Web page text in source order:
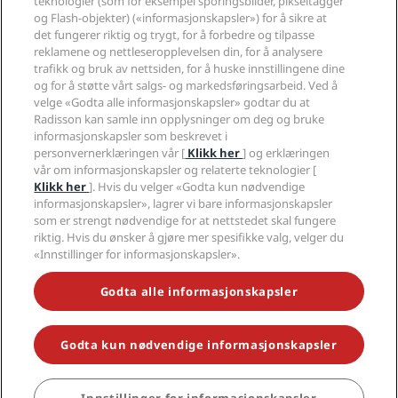
Radisson Hotels APP
Sportsgodkjente hoteller
Familievennlige hoteller
Helse og sikkerhet
Presse
Jobb i RHG
Jobb i PPHE
Karriere EHL
The Club by RHG
Utviklingsmuligheter
Ansvarlig virksomhet
Innkjøp
Personvernsenter
Juridisk informasjon
Vilkår og betingelser for Radisson Rewards
Avtale om nettstedsbruk
Digital tilgjengelighet
Erklæring om moderne slaveri
Redegjørelse om våre aktsomhetsvuderinger
Hjelp
Forbrukervarsler
Kontakt
VANLIGE SPØRSMÅL
Sidekart
Sosiale medier
Radisson Hotels-merker
GÅ ALDRI GLIPP AV DE MEST POPULÆRE TILBUDENE VÅRE
© 2026 Radisson Hotel Group.Med enerett. RHG Radisson Hotel
Group, Radisson, Radisson RED, Radisson Blu, Radisson Collection,
Radisson Individuals, Park Plaza, Park Inn, Country Inn & Suites, Prize by
Radisson, Radisson Rewards og Radisson Meetings er varemerker som
og Flash-objekter) («informasjonskapsler») for å sikre at
det fungerer riktig og trygt, for å forbedre og tilpasse
reklamene og nettleseropplevelsen din, for å analysere
trafikk og bruk av nettsiden, for å huske innstillingene dine
og for å støtte vårt salgs- og markedsføringsarbeid. Ved å
velge «Godta alle informasjonskapsler» godtar du at
Radisson kan samle inn opplysninger om deg og bruke
informasjonskapsler som beskrevet i
personvernerklæringen vår [ Klikk her] og erklæringen
vår om informasjonskapsler og relaterte teknologier [
Klikk her]. Hvis du velger «Godta kun nødvendige
informasjonskapsler», lagrer vi bare informasjonskapsler
som er strengt nødvendige for at nettstedet skal fungere
riktig. Hvis du ønsker å gjøre mer spesifikke valg, velger du
«Innstillinger for informasjonskapsler».
Godta alle informasjonskapsler
Godta kun nødvendige informasjonskapsler